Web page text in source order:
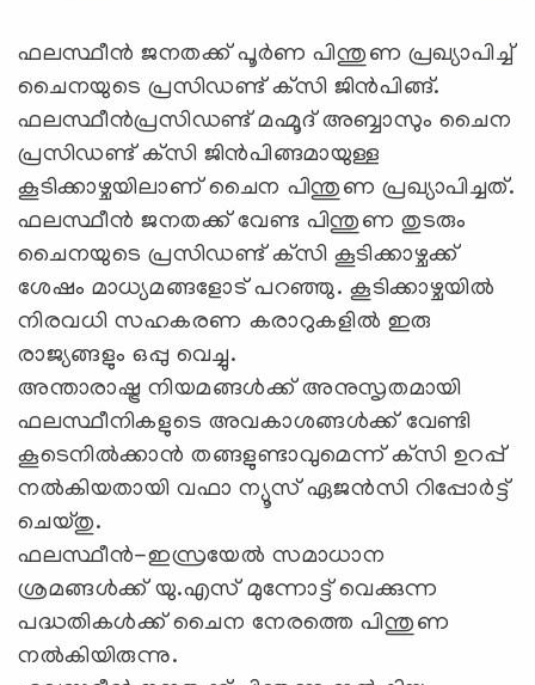
ഫലസ്ഥീന്‍ ജനതക്ക് പൂര്‍ണ പിന്തുണ പ്രഖ്യാപിച്ച്
ചൈനയുടെ പ്രസിഡണ്ട് ക്‌സി ജിന്‍പിങ്ങ്.
ഫലസ്ഥീന്‍പ്രസിഡണ്ട് മഹ്മൂദ് അബ്ബാസും ചൈന
പ്രസിഡണ്ട് ക്‌സി ജിന്‍പിങ്ങമായുള്ള
കൂടിക്കാഴ്ചയിലാണ് ചൈന പിന്തുണ പ്രഖ്യാപിച്ചത്.
ഫലസ്ഥീന്‍ ജനതക്ക് വേണ്ട പിന്തുണ തുടരും
ചൈനയുടെ പ്രസിഡണ്ട് ക്‌സി കൂടിക്കാഴ്ചക്ക്
ശേഷം മാധ്യമങ്ങളോട് പറഞ്ഞു. കൂടിക്കാഴ്ചയില്‍
നിരവധി സഹകരണ കരാറുകളില്‍ ഇരു
രാജ്യങ്ങളും ഒപ്പു വെച്ചു.
അന്താരാഷ്ട്ര നിയമങ്ങള്‍ക്ക് അനുസൃതമായി
ഫലസ്ഥീനികളുടെ അവകാശങ്ങള്‍ക്ക് വേണ്ടി
കൂടെനില്‍ക്കാന്‍ തങ്ങളുണ്ടാവുമെന്ന് ക്‌സി ഉറപ്പ്
നല്‍കിയതായി വഫാ ന്യൂസ് ഏജന്‍സി റിപ്പോര്‍ട്ട്
ചെയ്തു.
ഫലസ്ഥീന്‍-ഇസ്രയേല്‍ സമാധാന
ശ്രമങ്ങള്‍ക്ക് യു.എസ് മുന്നോട്ട് വെക്കുന്ന
പദ്ധതികള്‍ക്ക് ചൈന നേരത്തെ പിന്തുണ
നല്‍കിയിരുന്നു.